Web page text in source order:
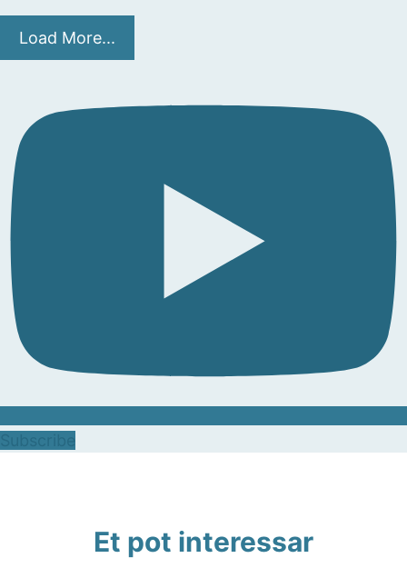
Load More...
Et pot interessar